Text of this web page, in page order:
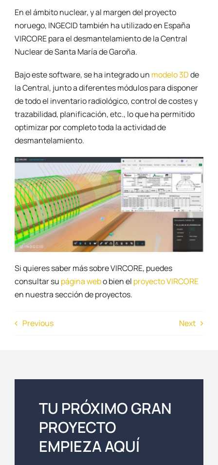
En el ámbito nuclear, y al margen del proyecto
noruego, INGECID también ha utilizado en España
VIRCORE para el desmantelamiento de la Central
Nuclear de Santa María de Garoña.
Bajo este software, se ha integrado un modelo 3Dde
la Central, junto a diferentes módulos para disponer
de todo el inventario radiológico, control de costes y
trazabilidad, planificación, etc., lo que ha permitido
optimizar por completo toda la actividad de
desmantelamiento.
Si quieres saber más sobre VIRCORE, puedes
consultar su página webo bien el proyecto VIRCORE
en nuestra sección de proyectos.
Previous Next
TU PRÓXIMO GRAN
PROYECTO
EMPIEZA AQUÍ